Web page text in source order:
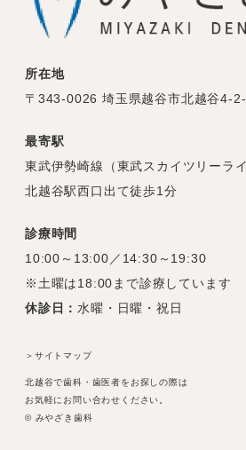
所在地
〒343-0026 埼玉県越谷市北越谷4-
最寄駅
東武伊勢崎線（東武スカイツリーライ
北越谷駅西口出て徒歩1分
診療時間
10:00～13:00／14:30～19:30
※土曜は18:00まで診療しています
休診日：水曜・日曜・祝日
＞サイトマップ
北越谷で歯科・歯医者をお探しの際は
お気軽にお問い合わせください。
© みやざき歯科